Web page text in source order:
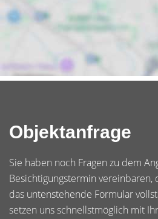
Objektanfrage
Sie haben noch Fragen zu dem
Besichtigungstermin vereinbaren,
das untenstehende Formular
setzen uns schnellstmöglich mit